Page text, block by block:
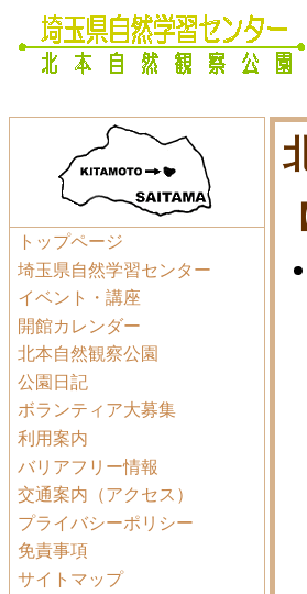
トップページ
埼玉県自然学習センター
イベント・講座
開館カレンダー
北本自然観察公園
公園日記
ボランティア大募集
利用案内
バリアフリー情報
交通案内（アクセス）
プライバシーポリシー
免責事項
サイトマップ